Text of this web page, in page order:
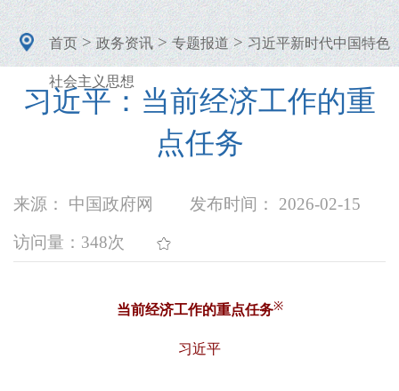
首页>政务资讯>专题报道>习近平新时代中国特色
社会主义思想
习近平：当前经济工作的重
点任务
来源： 中国政府网 发布时间： 2026-02-15
访问量： 348次
当前经济工作的重点任务※
习近平